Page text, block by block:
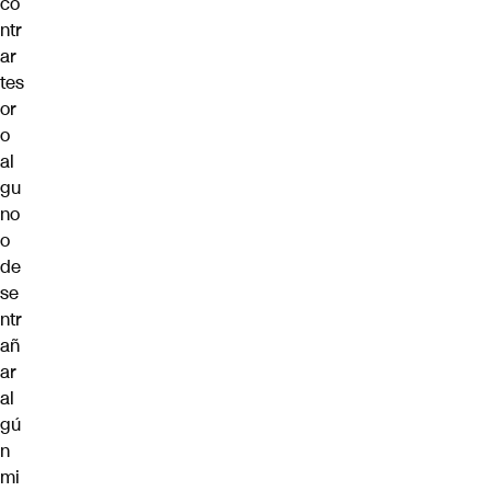
ntr
ar
tes
or
o
al
gu
no
o
de
se
ntr
añ
ar
al
gú
n
mi